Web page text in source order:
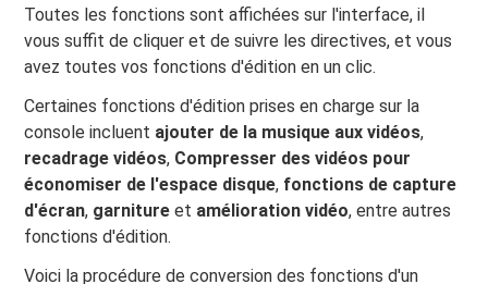
Toutes les fonctions sont affichées sur l'interface, il
vous suffit de cliquer et de suivre les directives, et vous
avez toutes vos fonctions d'édition en un clic.
Certaines fonctions d'édition prises en charge sur la
console incluent ajouter de la musique aux vidéos,
recadrage vidéos, Compresser des vidéos pour
économiser de l'espace disque, fonctions de capture
d'écran, garniture et amélioration vidéo, entre autres
fonctions d'édition.
Voici la procédure de conversion des fonctions d'un